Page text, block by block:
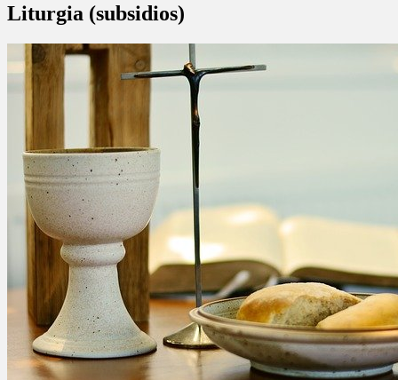
Liturgia (subsidios)